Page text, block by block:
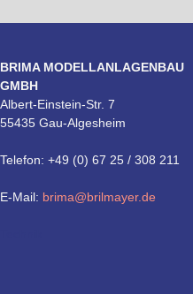
BRIMA MODELLANLAGENBAU
GMBH
Albert-Einstein-Str. 7
55435 Gau-Algesheim
Telefon: +49 (0) 67 25 / 308 211
E-Mail: brima@brilmayer.de